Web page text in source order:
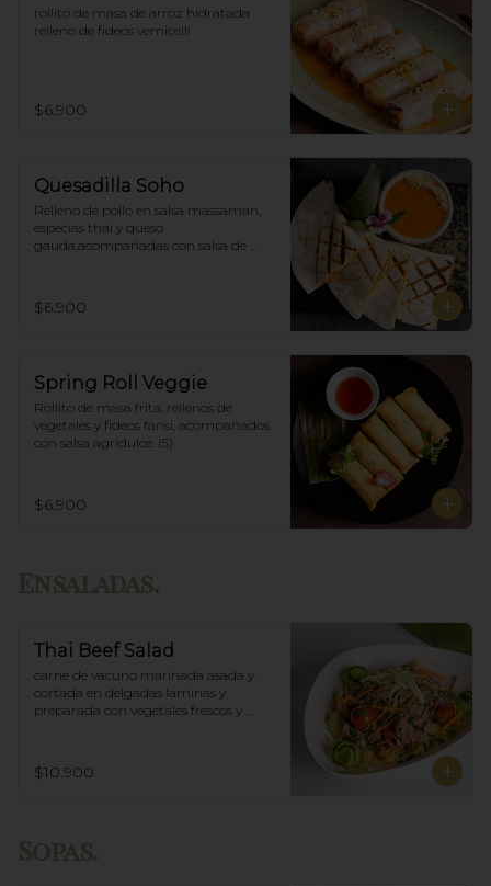
rollito de masa de arroz hidratada
relleno de fideos vemicelli
$6.900
Quesadilla Soho
Relleno de pollo en salsa massaman,
especias thai y queso
gauda,acompañadas con salsa de
$6.900
Spring Roll Veggie
Rollito de masa frita, rellenos de
vegetales y fideos fansi, acompañados
con salsa agridulce. (5)
$6.900
Ensaladas.
Thai Beef Salad
carne de vacuno marinada asada y
cortada en delgadas laminas y
preparada con vegetales frescos y
$10.900